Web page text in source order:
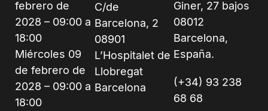
febrero de
2028 – 09:00 a
18:00
Miércoles 09
de febrero de
2028 – 09:00 a
18:00
C/de
Barcelona, 2
08901
L’Hospitalet de
Llobregat
Barcelona
Giner, 27 bajos
08012
Barcelona,
España.
(+34) 93 238
68 68